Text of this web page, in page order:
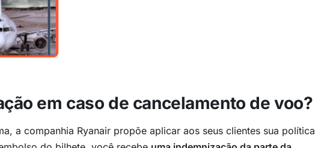
em caso de cancelamento de voo?
a companhia Ryanair propõe aplicar aos seus clientes sua política